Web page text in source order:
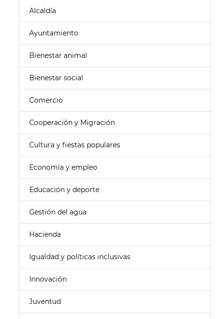
Alcaldía
Ayuntamiento
Bienestar animal
Bienestar social
Comercio
Cooperación y Migración
Cultura y fiestas populares
Economía y empleo
Educación y deporte
Gestión del agua
Hacienda
Igualdad y políticas inclusivas
Innovación
Juventud